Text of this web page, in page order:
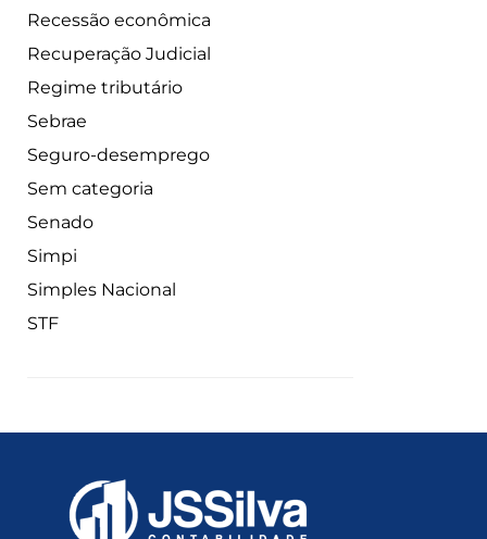
Recessão econômica
Recuperação Judicial
Regime tributário
Sebrae
Seguro-desemprego
Sem categoria
Senado
Simpi
Simples Nacional
STF